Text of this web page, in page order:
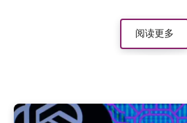
阅读更多